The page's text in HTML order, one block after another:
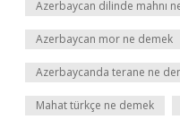
Azerbaycan dilinde mahnı
Azerbaycan mor ne demek
Azerbaycanda terane ne
Mahat türkçe ne demek